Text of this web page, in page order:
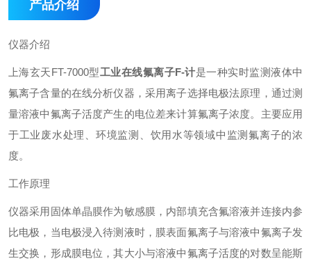
产品介绍
仪器介绍
上海玄天FT-7000型工业在线氟离子F-计是一种实时监测液体中
氟离子含量的在线分析仪器，采用离子选择电极法原理，通过测
量溶液中氟离子活度产生的电位差来计算氟离子浓度。主要应用
于工业废水处理、环境监测、饮用水等领域中监测氟离子的浓
度。
工作原理
仪器采用固体单晶膜作为敏感膜，内部填充含氟溶液并连接内参
比电极，当电极浸入待测液时，膜表面氟离子与溶液中氟离子发
生交换，形成膜电位，其大小与溶液中氟离子活度的对数呈能斯